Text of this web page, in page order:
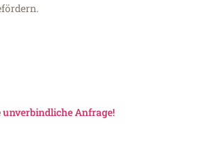
unverbindliche Anfrage!